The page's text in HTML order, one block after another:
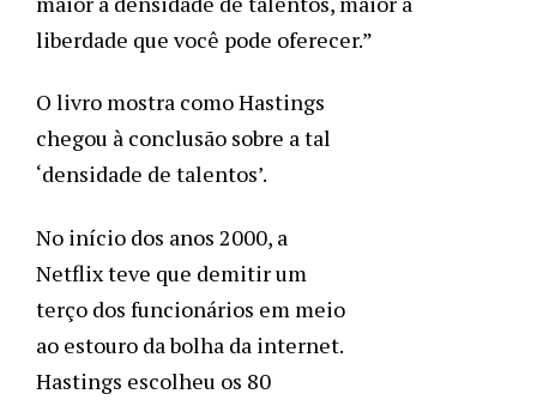
liberdade que você pode oferecer.”
O livro mostra como Hastings
chegou à conclusão sobre a tal
‘densidade de talentos’.
No início dos anos 2000, a
Netflix teve que demitir um
terço dos funcionários em meio
ao estouro da bolha da internet.
Hastings escolheu os 80